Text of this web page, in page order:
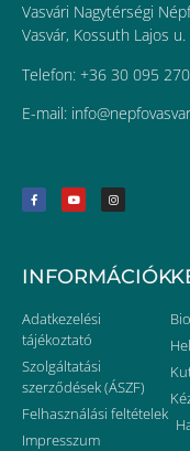
Vasvári Nagytérségi
Vasvár, Kossuth Lajos u.
Telefon: +36 30 095
E-mail:
INFORMÁCIÓK
Adatkezelési
tájékoztató
Szolgáltatási
szerződések (ÁSZF)
Felhasználási feltételek
Impresszum